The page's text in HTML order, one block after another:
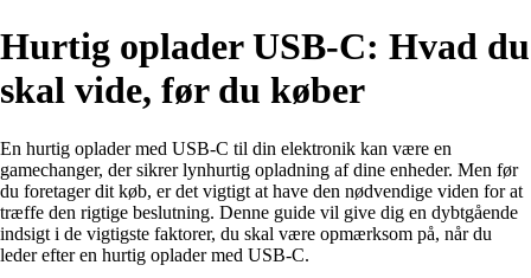
Hurtig oplader USB-C: Hvad du
skal vide, før du køber
En hurtig oplader med USB-C til din elektronik kan være en
gamechanger, der sikrer lynhurtig opladning af dine enheder. Men før
du foretager dit køb, er det vigtigt at have den nødvendige viden for at
træffe den rigtige beslutning. Denne guide vil give dig en dybtgående
indsigt i de vigtigste faktorer, du skal være opmærksom på, når du
leder efter en hurtig oplader med USB-C.